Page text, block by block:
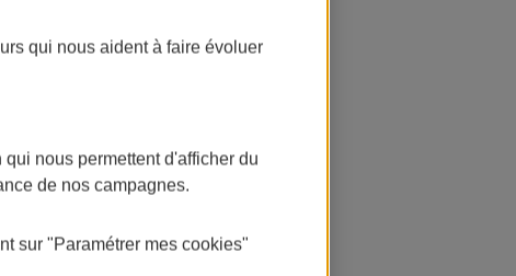
qui nous aident à faire évoluer
nous permettent d'afficher du
de nos campagnes.
sur "Paramétrer mes cookies"